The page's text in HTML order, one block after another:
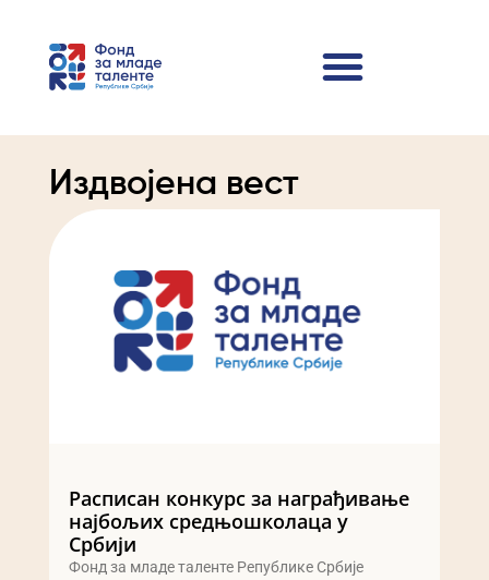
Издвојена вест
Расписан конкурс за награђивање
најбољих средњошколаца у
Србији
Фонд за младе таленте Републике Србије